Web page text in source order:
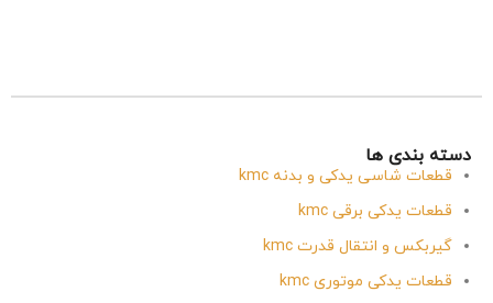
دسته بندی ها
قطعات شاسی یدکی و بدنه kmc
قطعات یدکی برقی kmc
گیربکس و انتقال قدرت kmc
قطعات یدکی موتوری kmc